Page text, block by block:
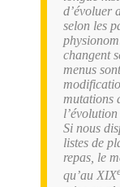
d’évoluer
selon les
changent
menus
mutations
Si nous
listes de
repas, le
qu’au XIX